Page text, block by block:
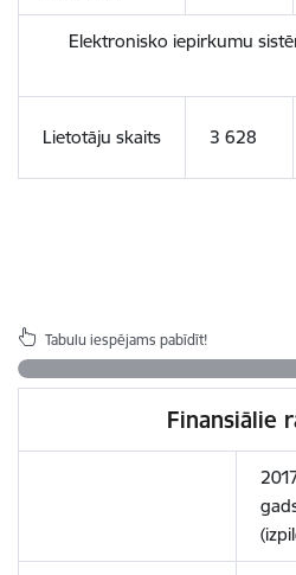
Elektronisko iepirkumu
Lietotāju skaits 3 628
Tabulu iespējams pabīdīt!
Finansiālie